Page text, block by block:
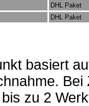
DHL Paket
DHL Paket
basiert
zu 2